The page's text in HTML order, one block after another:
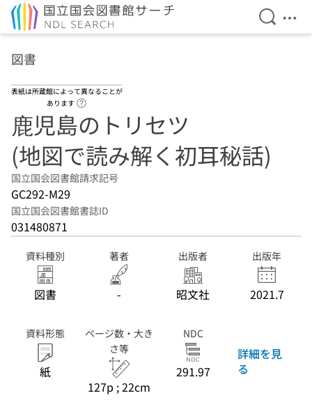
検索を
メ
図書
表紙は所蔵館によって異なることが
あります
鹿児島のトリセツ
(地図で読み解く初耳秘話)
国立国会図書館請求記号
GC292-M29
国立国会図書館書誌ID
031480871
資料種別
図書
著者
-
出版者
昭文社
出版年
2021.7
資料形態
紙
ページ数・大き
さ等
127p ; 22cm
NDC
291.97
詳細を見
る